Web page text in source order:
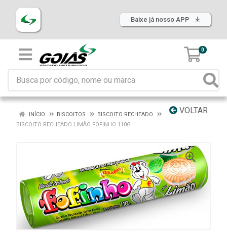
Baixe já nosso APP
0
VOLTAR
INÍCIO BISCOITOS
BISCOITO RECHEADO
BISCOITO RECHEADO LIMÃO FOFINHO 110G